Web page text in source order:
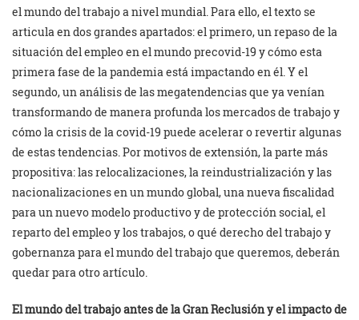
el mundo del trabajo a nivel mundial. Para ello, el texto se
articula en dos grandes apartados: el primero, un repaso de la
situación del empleo en el mundo precovid-19 y cómo esta
primera fase de la pandemia está impactando en él. Y el
segundo, un análisis de las megatendencias que ya venían
transformando de manera profunda los mercados de trabajo y
cómo la crisis de la covid-19 puede acelerar o revertir algunas
de estas tendencias. Por motivos de extensión, la parte más
propositiva: las relocalizaciones, la reindustrialización y las
nacionalizaciones en un mundo global, una nueva fiscalidad
para un nuevo modelo productivo y de protección social, el
reparto del empleo y los trabajos, o qué derecho del trabajo y
gobernanza para el mundo del trabajo que queremos, deberán
quedar para otro artículo.
El mundo del trabajo antes de la Gran Reclusión y el impacto de